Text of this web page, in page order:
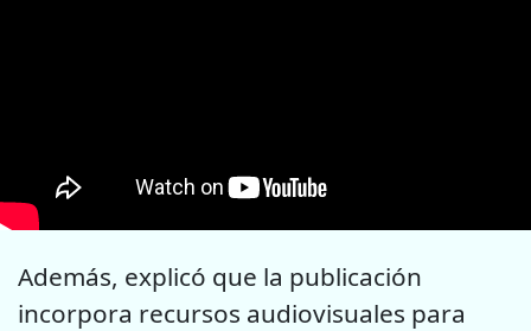
Además, explicó que la publicación
incorpora recursos audiovisuales para